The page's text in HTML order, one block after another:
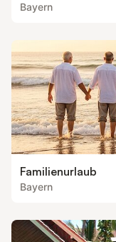
Bayern
Familienurlaub
Bayern